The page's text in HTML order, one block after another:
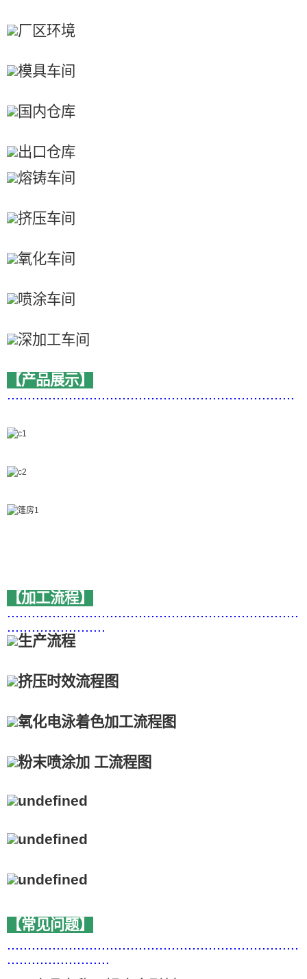
【产品展示】
......................................................................
【加工流程】
.......................................................................
........................
【常见问题】
.......................................................................
.........................